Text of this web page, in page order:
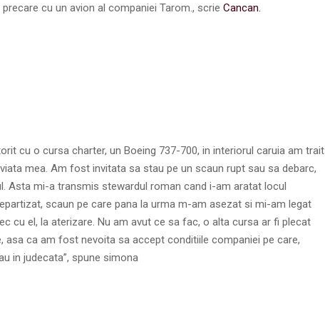
cu un avion al companiei Tarom., scrie Cancan.
cu o cursa charter, un Boeing 737-700, in interiorul caruia am trait
mea. Am fost invitata sa stau pe un scaun rupt sau sa debarc,
Asta mi-a transmis stewardul roman cand i-am aratat locul
scaun pe care pana la urma m-am asezat si mi-am legat
cu el, la aterizare. Nu am avut ce sa fac, o alta cursa ar fi plecat
asa ca am fost nevoita sa accept conditiile companiei pe care,
in judecata”, spune simona